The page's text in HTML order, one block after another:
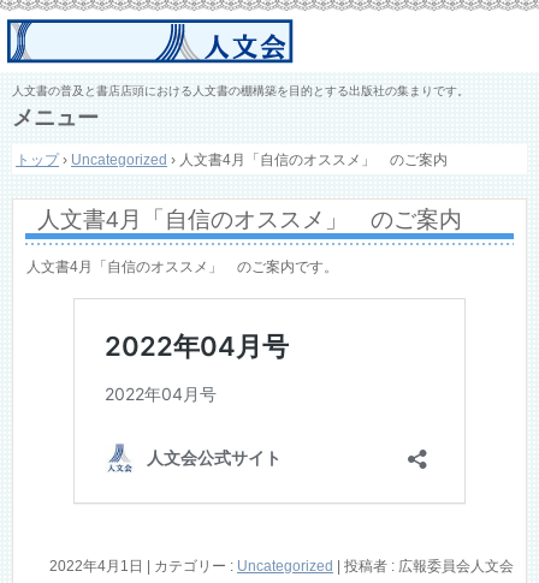
人文書の普及と書店店頭における人文書の棚構築を目的とする出版社の集まりです。
メニュー
ン
ン
へ
トップ › Uncategorized › 人文書4月「自信のオススメ」 のご案内
人文書4月「自信のオススメ」 のご案内
人文書4月「自信のオススメ」 のご案内です。
2022年4月1日 | カテゴリー : Uncategorized | 投稿者 : 広報委員会人文会